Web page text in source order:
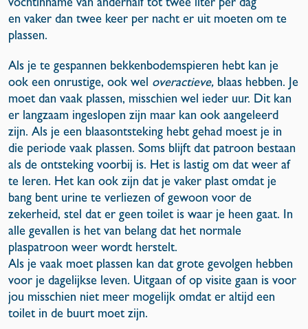
en vaker dan twee keer per nacht er uit moeten om te
plassen.
Als je te gespannen bekkenbodemspieren hebt kan je
ook een onrustige, ook wel overactieve, blaas hebben. Je
moet dan vaak plassen, misschien wel ieder uur. Dit kan
er langzaam ingeslopen zijn maar kan ook aangeleerd
zijn. Als je een blaasontsteking hebt gehad moest je in
die periode vaak plassen. Soms blijft dat patroon bestaan
als de ontsteking voorbij is. Het is lastig om dat weer af
te leren. Het kan ook zijn dat je vaker plast omdat je
bang bent urine te verliezen of gewoon voor de
zekerheid, stel dat er geen toilet is waar je heen gaat. In
alle gevallen is het van belang dat het normale
plaspatroon weer wordt herstelt.
Als je vaak moet plassen kan dat grote gevolgen hebben
voor je dagelijkse leven. Uitgaan of op visite gaan is voor
jou misschien niet meer mogelijk omdat er altijd een
toilet in de buurt moet zijn.